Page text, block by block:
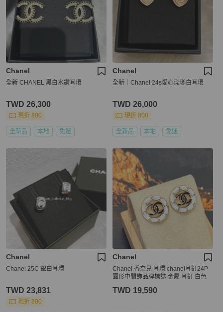
Chanel
全新 CHANEL 黑白水鑽耳環
TWD 26,300
現折 800
全新品 本地 免運
Chanel
全新｜Chanel 24s愛心琺瑯白耳環
TWD 26,000
現折 800
全新品 本地 免運
Chanel
Chanel 25C 銀白耳環
TWD 23,831
現折 800
Chanel
Chanel 香奈兒 耳環 chanel耳釘24P
圓形中間飾品牌標誌 金屬 耳釘 白色
TWD 19,590